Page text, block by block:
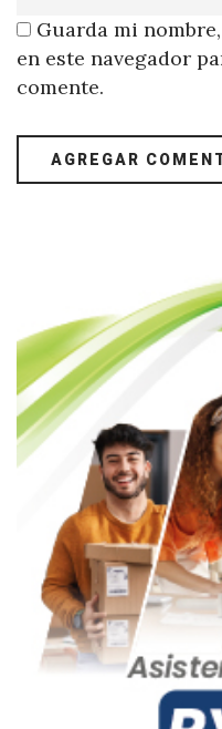
Guarda mi
en este navegador
comente.